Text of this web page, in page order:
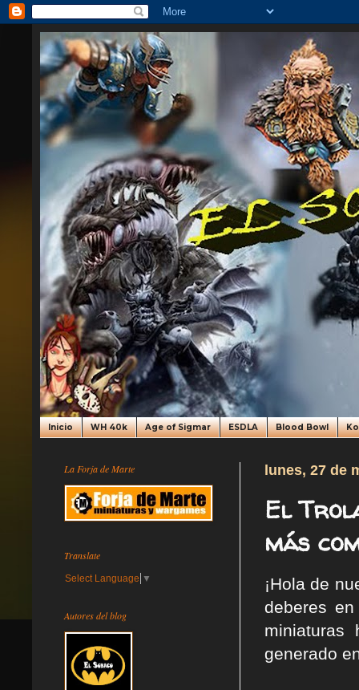
Inicio WH 40k Age of Sigmar ESDLA Blood Bowl
lunes, 27 de
El
más
¡Hola de
deberes
generado
La Forja de Marte
Translate
Select Language ▼
Autores del blog